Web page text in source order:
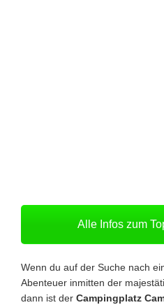
Alle Infos zum
Wenn du auf der Suche nach
Abenteuer inmitten der
dann ist der Campingplatz